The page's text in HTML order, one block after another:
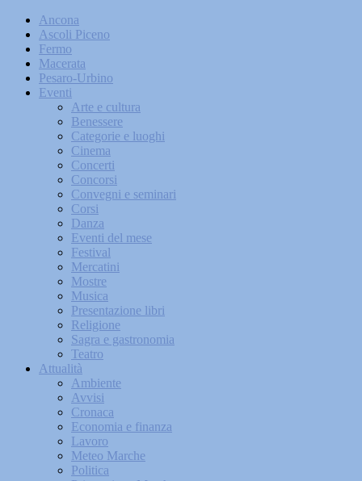
Ancona
Ascoli Piceno
Fermo
Macerata
Pesaro-Urbino
Eventi
Arte e cultura
Benessere
Categorie e luoghi
Cinema
Concerti
Concorsi
Convegni e seminari
Corsi
Danza
Eventi del mese
Festival
Mercatini
Mostre
Musica
Presentazione libri
Religione
Sagra e gastronomia
Teatro
Attualità
Ambiente
Avvisi
Cronaca
Economia e finanza
Lavoro
Meteo Marche
Politica